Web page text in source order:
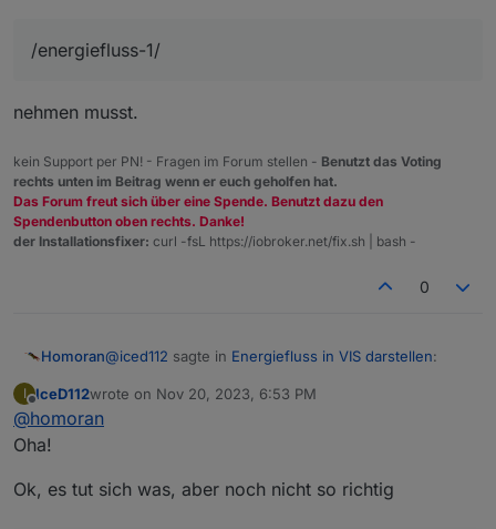
/energiefluss-1/
nehmen musst.
kein Support per PN! - Fragen im Forum stellen - Benutzt das Voting
rechts unten im Beitrag wenn er euch geholfen hat.
Das Forum freut sich über eine Spende. Benutzt dazu den
Spendenbutton oben rechts. Danke!
der Installationsfixer: curl -fsL https://iobroker.net/fix.sh | bash -
0
Homoran@iced112 sagte in Energiefluss in VIS darstellen:
kann aber sein, dass du
I
Offline
IceD112wrote on Nov 20, 2023, 6:53 PM
last edited by
@homoran
Oha!
Ok, es tut sich was, aber noch nicht so richtig